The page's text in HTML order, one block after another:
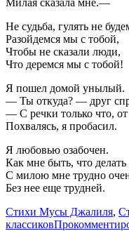
Не судьба, гулять не
Разойдемся мы с тобой,
Чтобы не сказали люди,
Что деремся мы с тобой!
Я пошел домой унылый.
— Ты откуда? — друг
— С речки только что,
Похвалясь, я пробасил.
Я любовью озабочен.
Как мне быть, что делать
С милою мне трудно
Без нее еще трудней.
Стихи Мусы Джалиля,
классиков